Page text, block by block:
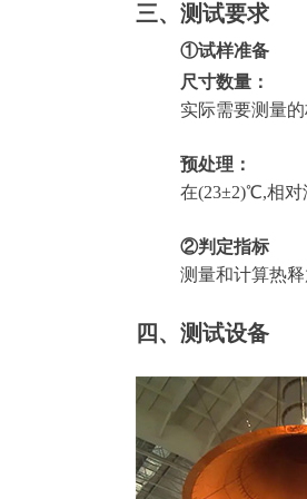
三、测试要求
①试样准备
尺寸数量：
实际需要测量的
预处理：
在(23±2)℃,相对
②判定指标
测量和计算热
四 、测试设备